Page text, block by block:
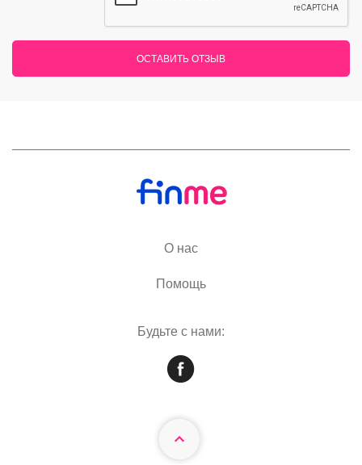
ОСТАВИТЬ ОТЗЫВ
О нас
Помощь
Будьте с нами: